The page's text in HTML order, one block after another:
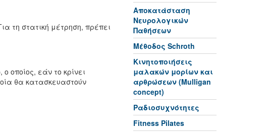
τη στατική μέτρηση, πρέπει
οποίος, εάν το κρίνει
θα κατασκευαστούν
Αποκατάσταση
Νευρολογικών
Παθήσεων
Μέθοδος Schroth
Κινητοποιήσεις
μαλακών μορίων και
αρθρώσεων (Mulligan
concept)
Ραδιοσυχνότητες
Fitness Pilates